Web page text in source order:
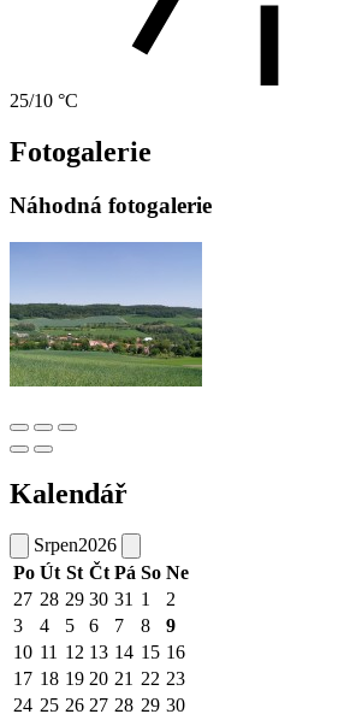
25/10 °C
Fotogalerie
Náhodná fotogalerie
Kalendář
Srpen2026
Po Út St Čt Pá So Ne
27 28 29 30 31 1
2
3
4 5 6 7 8
9
10 11 12 13 14 15 16
17 18 19 20 21 22 23
24 25 26 27 28 29 30